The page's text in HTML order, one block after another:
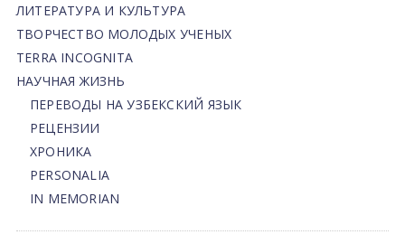
ЛИТЕРАТУРА И КУЛЬТУРА
ТВОРЧЕСТВО МОЛОДЫХ УЧЕНЫХ
TERRA INCOGNITA
НАУЧНАЯ ЖИЗНЬ
ПЕРЕВОДЫ НА УЗБЕКСКИЙ ЯЗЫК
РЕЦЕНЗИИ
ХРОНИКА
PERSONALIA
IN MEMORIAN